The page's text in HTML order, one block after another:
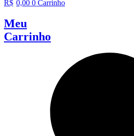
R$ 0,00 0 Carrinho
Meu
Carrinho